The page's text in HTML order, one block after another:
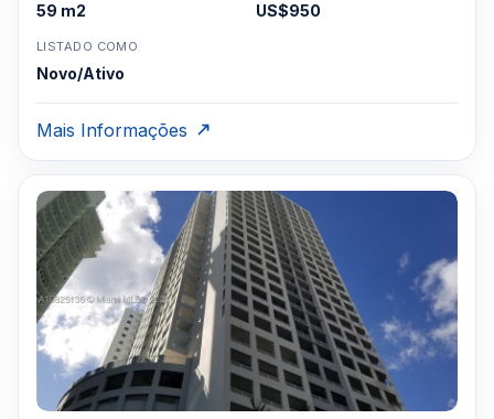
59 m2 US$950
LISTADO COMO
Novo/Ativo
Mais Informações